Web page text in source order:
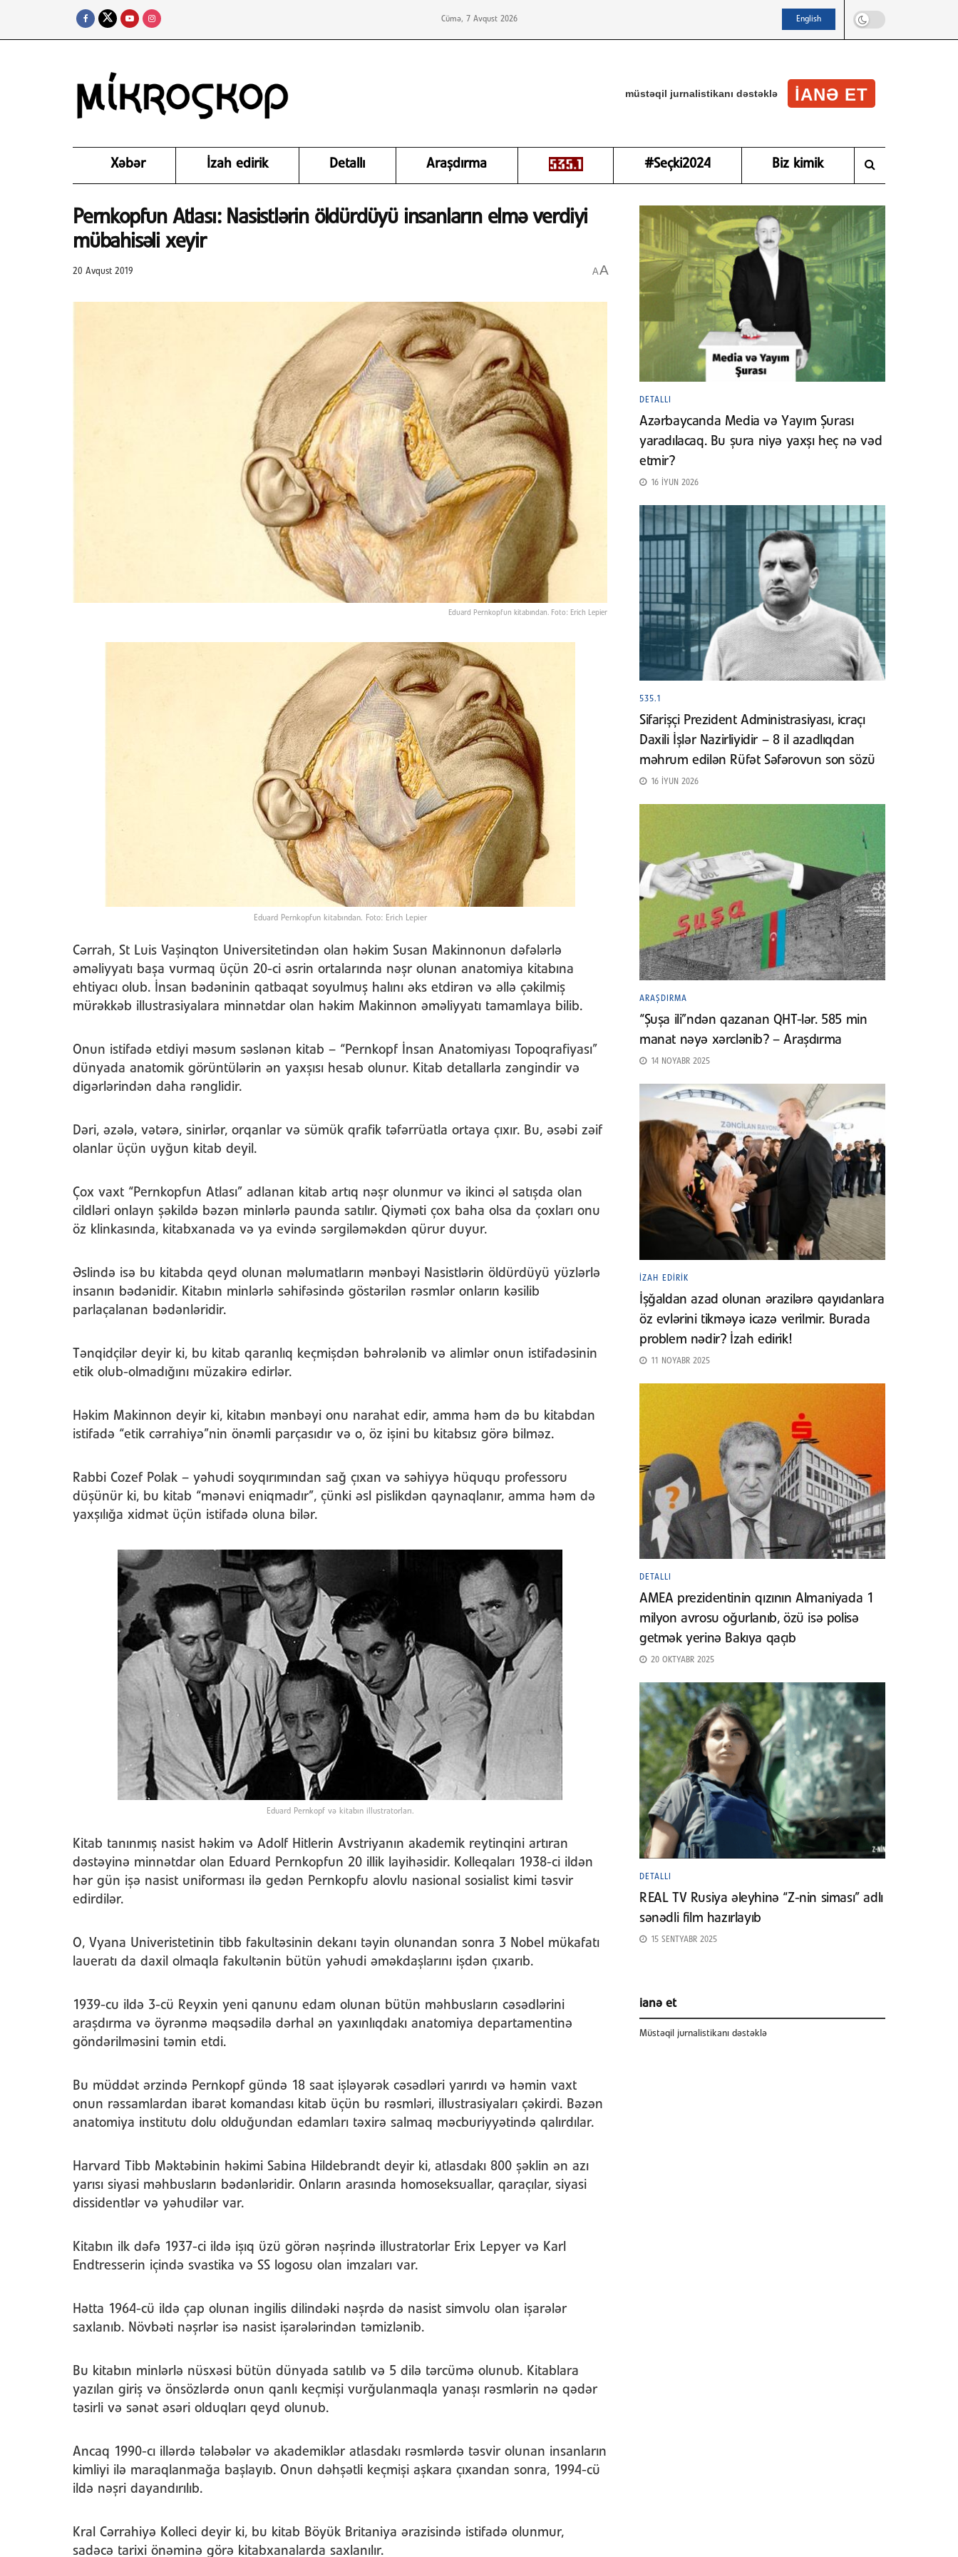
Cümə, 7 Avqust 2026 English
müstəqil jurnalistikanı dəstəklə IANƏ ET
Xəbər İzah edirik Detallı Araşdırma #Seçki2024 Biz kimik
Pernkopfun Atlası: Nasistlərin öldürdüyü insanların elmə verdiyi
mübahisəli xeyir
20 Avqust 2019 AA
Eduard Pernkopfun kitabından. Foto: Erich Lepier
Eduard Pernkopfun kitabından. Foto: Erich Lepier
Cərrah, St Luis Vaşinqton Universitetindən olan həkim Susan Makinnonun dəfələrlə
əməliyyatı başa vurmaq üçün 20-ci əsrin ortalarında nəşr olunan anatomiya kitabına
ehtiyacı olub. İnsan bədəninin qatbaqat soyulmuş halını əks etdirən və əllə çəkilmiş
mürəkkəb illustrasiyalara minnətdar olan həkim Makinnon əməliyyatı tamamlaya bilib.
Onun istifadə etdiyi məsum səslənən kitab – “Pernkopf İnsan Anatomiyası Topoqrafiyası”
dünyada anatomik görüntülərin ən yaxşısı hesab olunur. Kitab detallarla zəngindir və
digərlərindən daha rənglidir.
Dəri, əzələ, vətərə, sinirlər, orqanlar və sümük qrafik təfərrüatla ortaya çıxır. Bu, əsəbi zəif
olanlar üçün uyğun kitab deyil.
Çox vaxt “Pernkopfun Atlası” adlanan kitab artıq nəşr olunmur və ikinci əl satışda olan
cildləri onlayn şəkildə bəzən minlərlə paunda satılır. Qiyməti çox baha olsa da çoxları onu
öz klinkasında, kitabxanada və ya evində sərgiləməkdən qürur duyur.
Əslində isə bu kitabda qeyd olunan məlumatların mənbəyi Nasistlərin öldürdüyü yüzlərlə
insanın bədənidir. Kitabın minlərlə səhifəsində göstərilən rəsmlər onların kəsilib
parlaçalanan bədənləridir.
Tənqidçilər deyir ki, bu kitab qaranlıq keçmişdən bəhrələnib və alimlər onun istifadəsinin
etik olub-olmadığını müzakirə edirlər.
Həkim Makinnon deyir ki, kitabın mənbəyi onu narahat edir, amma həm də bu kitabdan
istifadə “etik cərrahiyə”nin önəmli parçasıdır və o, öz işini bu kitabsız görə bilməz.
Rabbi Cozef Polak – yəhudi soyqırımından sağ çıxan və səhiyyə hüququ professoru
düşünür ki, bu kitab “mənəvi eniqmadır”, çünki əsl pislikdən qaynaqlanır, amma həm də
yaxşılığa xidmət üçün istifadə oluna bilər.
Eduard Pernkopf və kitabın illustratorları.
Kitab tanınmış nasist həkim və Adolf Hitlerin Avstriyanın akademik reytinqini artıran
dəstəyinə minnətdar olan Eduard Pernkopfun 20 illik layihəsidir. Kolleqaları 1938-ci ildən
hər gün işə nasist uniforması ilə gedən Pernkopfu alovlu nasional sosialist kimi təsvir
edirdilər.
O, Vyana Univeristetinin tibb fakultəsinin dekanı təyin olunandan sonra 3 Nobel mükafatı
laueratı da daxil olmaqla fakultənin bütün yəhudi əməkdaşlarını işdən çıxarıb.
1939-cu ildə 3-cü Reyxin yeni qanunu edam olunan bütün məhbusların cəsədlərini
araşdırma və öyrənmə məqsədilə dərhal ən yaxınlıqdakı anatomiya departamentinə
göndərilməsini təmin etdi.
Bu müddət ərzində Pernkopf gündə 18 saat işləyərək cəsədləri yarırdı və həmin vaxt
onun rəssamlardan ibarət komandası kitab üçün bu rəsmləri, illustrasiyaları çəkirdi. Bəzən
anatomiya institutu dolu olduğundan edamları təxirə salmaq məcburiyyətində qalırdılar.
Harvard Tibb Məktəbinin həkimi Sabina Hildebrandt deyir ki, atlasdakı 800 şəklin ən azı
yarısı siyasi məhbusların bədənləridir. Onların arasında homoseksuallar, qaraçılar, siyasi
dissidentlər və yəhudilər var.
Kitabın ilk dəfə 1937-ci ildə işıq üzü görən nəşrində illustratorlar Erix Lepyer və Karl
Endtresserin içində svastika və SS logosu olan imzaları var.
Hətta 1964-cü ildə çap olunan ingilis dilindəki nəşrdə də nasist simvolu olan işarələr
saxlanıb. Növbəti nəşrlər isə nasist işarələrindən təmizlənib.
Bu kitabın minlərlə nüsxəsi bütün dünyada satılıb və 5 dilə tərcümə olunub. Kitablara
yazılan giriş və önsözlərdə onun qanlı keçmişi vurğulanmaqla yanaşı rəsmlərin nə qədər
təsirli və sənət əsəri olduqları qeyd olunub.
Ancaq 1990-cı illərdə tələbələr və akademiklər atlasdakı rəsmlərdə təsvir olunan insanların
kimliyi ilə maraqlanmağa başlayıb. Onun dəhşətli keçmişi aşkara çıxandan sonra, 1994-cü
ildə nəşri dayandırılıb.
Kral Cərrahiyə Kolleci deyir ki, bu kitab Böyük Britaniya ərazisində istifadə olunmur,
sadəcə tarixi önəminə görə kitabxanalarda saxlanılır.
DETALLI
Azərbaycanda Media və Yayım Şurası
yaradılacaq. Bu şura niyə yaxşı heç nə vəd
etmir?
16 İYUN 2026
535.1
Sifarişçi Prezident Administrasiyası, icraçı
Daxili İşlər Nazirliyidir – 8 il azadlıqdan
məhrum edilən Rüfət Səfərovun son sözü
16 İYUN 2026
ARAŞDIRMA
“Şuşa ili”ndən qazanan QHT-lər. 585 min
manat nəyə xərclənib? – Araşdırma
14 NOYABR 2025
İZAH EDIRIK
İşğaldan azad olunan ərazilərə qayıdanlara
öz evlərini tikməyə icazə verilmir. Burada
problem nədir? İzah edirik!
11 NOYABR 2025
DETALLI
AMEA prezidentinin qızının Almaniyada 1
milyon avrosu oğurlanıb, özü isə polisə
getmək yerinə Bakıya qaçıb
20 OKTYABR 2025
DETALLI
REAL TV Rusiya əleyhinə “Z-nin siması” adlı
sənədli film hazırlayıb
15 SENTYABR 2025
ianə et
Müstəqil jurnalistikanı dəstəklə